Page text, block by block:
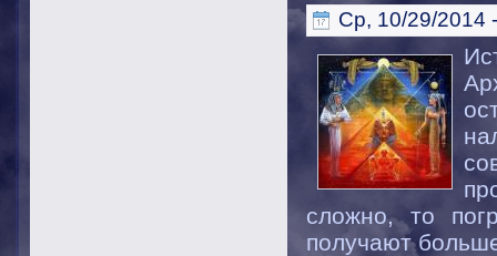
Ср, 10/29/2014
сложно, то
получают